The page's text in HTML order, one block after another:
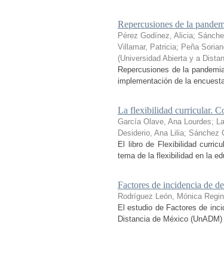
Repercusiones de la
Pérez Godínez, Alicia;
Villamar, Patricia; Peña
(Universidad Abierta y a
Repercusiones de la
implementación de la
La flexibilidad curricular.
García Olave, Ana Lourdes;
Desiderio, Ana Lilia; Sánchez
El libro de Flexibilidad
tema de la flexibilidad en la
Factores de incidencia de
Rodríguez León, Mónica
El estudio de Factores de
Distancia de México